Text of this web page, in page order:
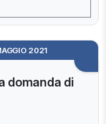
2021
domanda di